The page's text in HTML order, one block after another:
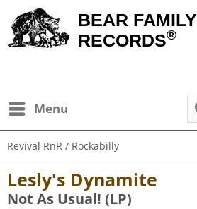
BEAR FAMILY
RECORDS®
Menu
Revival RnR / Rockabilly
Lesly's Dynamite
Not As Usual! (LP)